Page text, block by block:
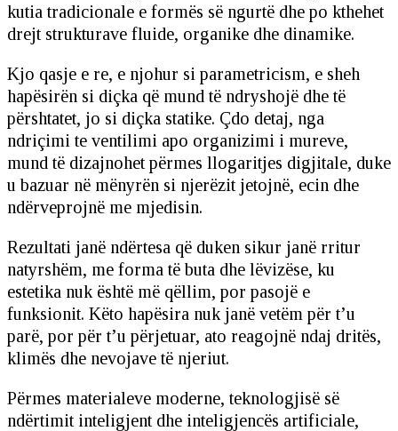
kutia tradicionale e formës së ngurtë dhe po kthehet
drejt strukturave fluide, organike dhe dinamike.
Kjo qasje e re, e njohur si parametricism, e sheh
hapësirën si diçka që mund të ndryshojë dhe të
përshtatet, jo si diçka statike. Çdo detaj, nga
ndriçimi te ventilimi apo organizimi i mureve,
mund të dizajnohet përmes llogaritjes digjitale, duke
u bazuar në mënyrën si njerëzit jetojnë, ecin dhe
ndërveprojnë me mjedisin.
Rezultati janë ndërtesa që duken sikur janë rritur
natyrshëm, me forma të buta dhe lëvizëse, ku
estetika nuk është më qëllim, por pasojë e
funksionit. Këto hapësira nuk janë vetëm për t’u
parë, por për t’u përjetuar, ato reagojnë ndaj dritës,
klimës dhe nevojave të njeriut.
Përmes materialeve moderne, teknologjisë së
ndërtimit inteligjent dhe inteligjencës artificiale,